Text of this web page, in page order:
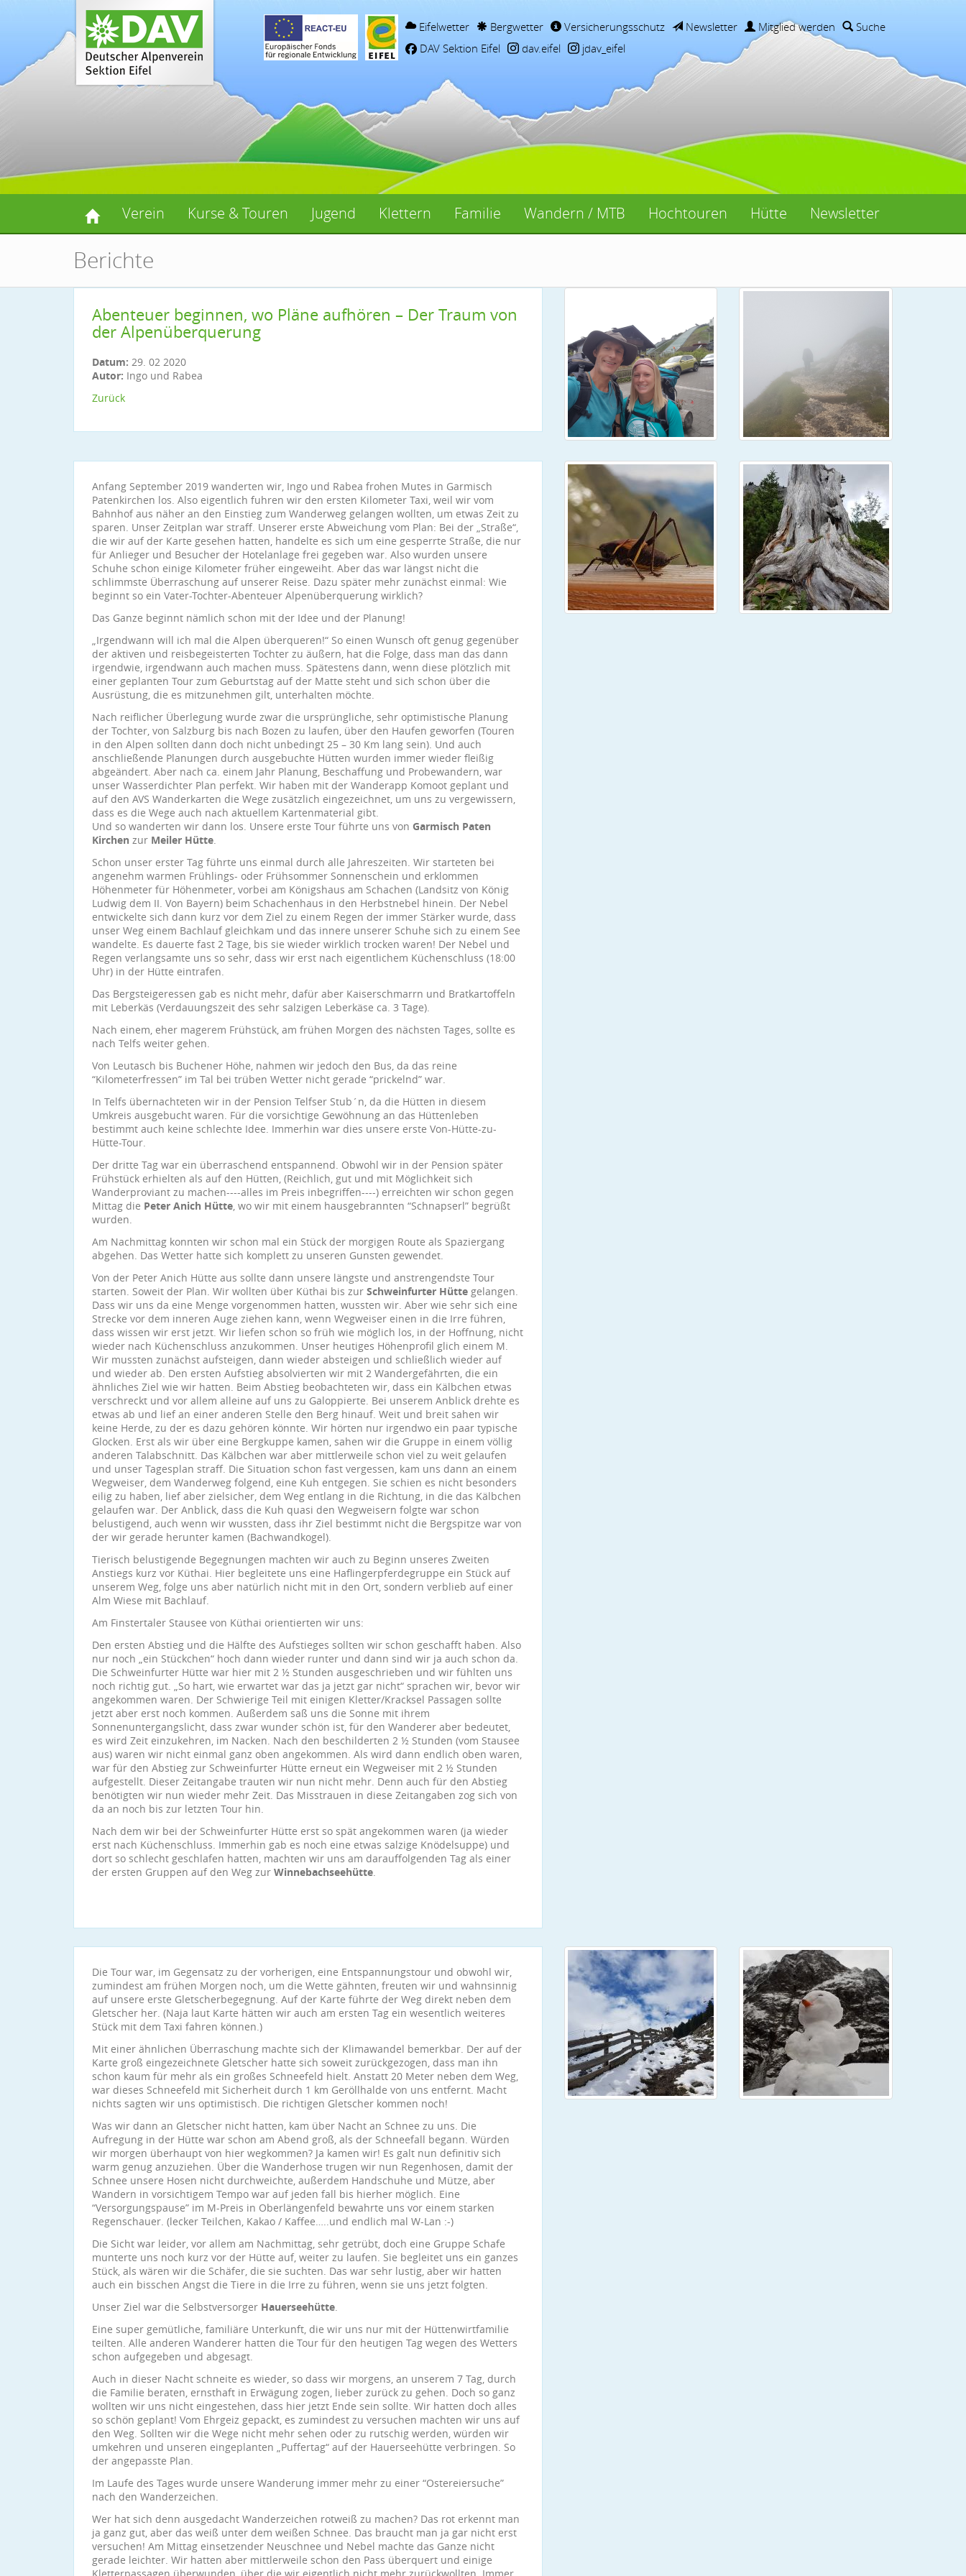
Eifelwetter Bergwetter Versicherungsschutz Newsletter Mitglied werden
Suche
DAV Sektion Eifel
dav.eifel jdav_eifel
Verein Kurse & Touren Jugend Klettern Familie Wandern / MTB Hochtouren Hütte Newsletter
Berichte
Abenteuer beginnen, wo Pläne aufhören – Der Traum von
der Alpenüberquerung
Datum: 29. 02 2020
Autor: Ingo und Rabea
Zurück
Anfang September 2019 wanderten wir, Ingo und Rabea frohen Mutes in Garmisch
Patenkirchen los. Also eigentlich fuhren wir den ersten Kilometer Taxi, weil wir vom
Bahnhof aus näher an den Einstieg zum Wanderweg gelangen wollten, um etwas Zeit zu
sparen. Unser Zeitplan war straff. Unserer erste Abweichung vom Plan: Bei der „Straße“,
die wir auf der Karte gesehen hatten, handelte es sich um eine gesperrte Straße, die nur
für Anlieger und Besucher der Hotelanlage frei gegeben war. Also wurden unsere
Schuhe schon einige Kilometer früher eingeweiht. Aber das war längst nicht die
schlimmste Überraschung auf unserer Reise. Dazu später mehr zunächst einmal: Wie
beginnt so ein Vater-Tochter-Abenteuer Alpenüberquerung wirklich?
Das Ganze beginnt nämlich schon mit der Idee und der Planung!
„Irgendwann will ich mal die Alpen überqueren!“ So einen Wunsch oft genug gegenüber
der aktiven und reisbegeisterten Tochter zu äußern, hat die Folge, dass man das dann
irgendwie, irgendwann auch machen muss. Spätestens dann, wenn diese plötzlich mit
einer geplanten Tour zum Geburtstag auf der Matte steht und sich schon über die
Ausrüstung, die es mitzunehmen gilt, unterhalten möchte.
Nach reiflicher Überlegung wurde zwar die ursprüngliche, sehr optimistische Planung
der Tochter, von Salzburg bis nach Bozen zu laufen, über den Haufen geworfen (Touren
in den Alpen sollten dann doch nicht unbedingt 25 – 30 Km lang sein). Und auch
anschließende Planungen durch ausgebuchte Hütten wurden immer wieder fleißig
abgeändert. Aber nach ca. einem Jahr Planung, Beschaffung und Probewandern, war
unser Wasserdichter Plan perfekt. Wir haben mit der Wanderapp Komoot geplant und
auf den AVS Wanderkarten die Wege zusätzlich eingezeichnet, um uns zu vergewissern,
dass es die Wege auch nach aktuellem Kartenmaterial gibt.
Und so wanderten wir dann los. Unsere erste Tour führte uns von Garmisch Paten
Kirchen zur Meiler Hütte.
Schon unser erster Tag führte uns einmal durch alle Jahreszeiten. Wir starteten bei
angenehm warmen Frühlings- oder Frühsommer Sonnenschein und erklommen
Höhenmeter für Höhenmeter, vorbei am Königshaus am Schachen (Landsitz von König
Ludwig dem II. Von Bayern) beim Schachenhaus in den Herbstnebel hinein. Der Nebel
entwickelte sich dann kurz vor dem Ziel zu einem Regen der immer Stärker wurde, dass
unser Weg einem Bachlauf gleichkam und das innere unserer Schuhe sich zu einem See
wandelte. Es dauerte fast 2 Tage, bis sie wieder wirklich trocken waren! Der Nebel und
Regen verlangsamte uns so sehr, dass wir erst nach eigentlichem Küchenschluss (18:00
Uhr) in der Hütte eintrafen.
Das Bergsteigeressen gab es nicht mehr, dafür aber Kaiserschmarrn und Bratkartoffeln
mit Leberkäs (Verdauungszeit des sehr salzigen Leberkäse ca. 3 Tage).
Nach einem, eher magerem Frühstück, am frühen Morgen des nächsten Tages, sollte es
nach Telfs weiter gehen.
Von Leutasch bis Buchener Höhe, nahmen wir jedoch den Bus, da das reine
“Kilometerfressen” im Tal bei trüben Wetter nicht gerade “prickelnd” war.
In Telfs übernachteten wir in der Pension Telfser Stub´n, da die Hütten in diesem
Umkreis ausgebucht waren. Für die vorsichtige Gewöhnung an das Hüttenleben
bestimmt auch keine schlechte Idee. Immerhin war dies unsere erste Von-Hütte-zu-
Hütte-Tour.
Der dritte Tag war ein überraschend entspannend. Obwohl wir in der Pension später
Frühstück erhielten als auf den Hütten, (Reichlich, gut und mit Möglichkeit sich
Wanderproviant zu machen----alles im Preis inbegriffen----) erreichten wir schon gegen
Mittag die Peter Anich Hütte, wo wir mit einem hausgebrannten “Schnapserl” begrüßt
wurden.
Am Nachmittag konnten wir schon mal ein Stück der morgigen Route als Spaziergang
abgehen. Das Wetter hatte sich komplett zu unseren Gunsten gewendet.
Von der Peter Anich Hütte aus sollte dann unsere längste und anstrengendste Tour
starten. Soweit der Plan. Wir wollten über Küthai bis zur Schweinfurter Hütte gelangen.
Dass wir uns da eine Menge vorgenommen hatten, wussten wir. Aber wie sehr sich eine
Strecke vor dem inneren Auge ziehen kann, wenn Wegweiser einen in die Irre führen,
dass wissen wir erst jetzt. Wir liefen schon so früh wie möglich los, in der Hoffnung, nicht
wieder nach Küchenschluss anzukommen. Unser heutiges Höhenprofil glich einem M.
Wir mussten zunächst aufsteigen, dann wieder absteigen und schließlich wieder auf
und wieder ab. Den ersten Aufstieg absolvierten wir mit 2 Wandergefährten, die ein
ähnliches Ziel wie wir hatten. Beim Abstieg beobachteten wir, dass ein Kälbchen etwas
verschreckt und vor allem alleine auf uns zu Galoppierte. Bei unserem Anblick drehte es
etwas ab und lief an einer anderen Stelle den Berg hinauf. Weit und breit sahen wir
keine Herde, zu der es dazu gehören könnte. Wir hörten nur irgendwo ein paar typische
Glocken. Erst als wir über eine Bergkuppe kamen, sahen wir die Gruppe in einem völlig
anderen Talabschnitt. Das Kälbchen war aber mittlerweile schon viel zu weit gelaufen
und unser Tagesplan straff. Die Situation schon fast vergessen, kam uns dann an einem
Wegweiser, dem Wanderweg folgend, eine Kuh entgegen. Sie schien es nicht besonders
eilig zu haben, lief aber zielsicher, dem Weg entlang in die Richtung, in die das Kälbchen
gelaufen war. Der Anblick, dass die Kuh quasi den Wegweisern folgte war schon
belustigend, auch wenn wir wussten, dass ihr Ziel bestimmt nicht die Bergspitze war von
der wir gerade herunter kamen (Bachwandkogel).
Tierisch belustigende Begegnungen machten wir auch zu Beginn unseres Zweiten
Anstiegs kurz vor Küthai. Hier begleitete uns eine Haflingerpferdegruppe ein Stück auf
unserem Weg, folge uns aber natürlich nicht mit in den Ort, sondern verblieb auf einer
Alm Wiese mit Bachlauf.
Am Finstertaler Stausee von Küthai orientierten wir uns:
Den ersten Abstieg und die Hälfte des Aufstieges sollten wir schon geschafft haben. Also
nur noch „ein Stückchen“ hoch dann wieder runter und dann sind wir ja auch schon da.
Die Schweinfurter Hütte war hier mit 2 ½ Stunden ausgeschrieben und wir fühlten uns
noch richtig gut. „So hart, wie erwartet war das ja jetzt gar nicht“ sprachen wir, bevor wir
angekommen waren. Der Schwierige Teil mit einigen Kletter/Kracksel Passagen sollte
jetzt aber erst noch kommen. Außerdem saß uns die Sonne mit ihrem
Sonnenuntergangslicht, dass zwar wunder schön ist, für den Wanderer aber bedeutet,
es wird Zeit einzukehren, im Nacken. Nach den beschilderten 2 ½ Stunden (vom Stausee
aus) waren wir nicht einmal ganz oben angekommen. Als wird dann endlich oben waren,
war für den Abstieg zur Schweinfurter Hütte erneut ein Wegweiser mit 2 ½ Stunden
aufgestellt. Dieser Zeitangabe trauten wir nun nicht mehr. Denn auch für den Abstieg
benötigten wir nun wieder mehr Zeit. Das Misstrauen in diese Zeitangaben zog sich von
da an noch bis zur letzten Tour hin.
Nach dem wir bei der Schweinfurter Hütte erst so spät angekommen waren (ja wieder
erst nach Küchenschluss. Immerhin gab es noch eine etwas salzige Knödelsuppe) und
dort so schlecht geschlafen hatten, machten wir uns am darauffolgenden Tag als einer
der ersten Gruppen auf den Weg zur Winnebachseehütte.
Die Tour war, im Gegensatz zu der vorherigen, eine Entspannungstour und obwohl wir,
zumindest am frühen Morgen noch, um die Wette gähnten, freuten wir und wahnsinnig
auf unsere erste Gletscherbegegnung. Auf der Karte führte der Weg direkt neben dem
Gletscher her. (Naja laut Karte hätten wir auch am ersten Tag ein wesentlich weiteres
Stück mit dem Taxi fahren können.)
Mit einer ähnlichen Überraschung machte sich der Klimawandel bemerkbar. Der auf der
Karte groß eingezeichnete Gletscher hatte sich soweit zurückgezogen, dass man ihn
schon kaum für mehr als ein großes Schneefeld hielt. Anstatt 20 Meter neben dem Weg,
war dieses Schneefeld mit Sicherheit durch 1 km Geröllhalde von uns entfernt. Macht
nichts sagten wir uns optimistisch. Die richtigen Gletscher kommen noch!
Was wir dann an Gletscher nicht hatten, kam über Nacht an Schnee zu uns. Die
Aufregung in der Hütte war schon am Abend groß, als der Schneefall begann. Würden
wir morgen überhaupt von hier wegkommen? Ja kamen wir! Es galt nun definitiv sich
warm genug anzuziehen. Über die Wanderhose trugen wir nun Regenhosen, damit der
Schnee unsere Hosen nicht durchweichte, außerdem Handschuhe und Mütze, aber
Wandern in vorsichtigem Tempo war auf jeden fall bis hierher möglich. Eine
“Versorgungspause” im M-Preis in Oberlängenfeld bewahrte uns vor einem starken
Regenschauer. (lecker Teilchen, Kakao / Kaffee…..und endlich mal W-Lan :-)
Die Sicht war leider, vor allem am Nachmittag, sehr getrübt, doch eine Gruppe Schafe
munterte uns noch kurz vor der Hütte auf, weiter zu laufen. Sie begleitet uns ein ganzes
Stück, als wären wir die Schäfer, die sie suchten. Das war sehr lustig, aber wir hatten
auch ein bisschen Angst die Tiere in die Irre zu führen, wenn sie uns jetzt folgten.
Unser Ziel war die Selbstversorger Hauerseehütte.
Eine super gemütliche, familiäre Unterkunft, die wir uns nur mit der Hüttenwirtfamilie
teilten. Alle anderen Wanderer hatten die Tour für den heutigen Tag wegen des Wetters
schon aufgegeben und abgesagt.
Auch in dieser Nacht schneite es wieder, so dass wir morgens, an unserem 7 Tag, durch
die Familie beraten, ernsthaft in Erwägung zogen, lieber zurück zu gehen. Doch so ganz
wollten wir uns nicht eingestehen, dass hier jetzt Ende sein sollte. Wir hatten doch alles
so schön geplant! Vom Ehrgeiz gepackt, es zumindest zu versuchen machten wir uns auf
den Weg. Sollten wir die Wege nicht mehr sehen oder zu rutschig werden, würden wir
umkehren und unseren eingeplanten „Puffertag“ auf der Hauerseehütte verbringen. So
der angepasste Plan.
Im Laufe des Tages wurde unsere Wanderung immer mehr zu einer “Ostereiersuche”
nach den Wanderzeichen.
Wer hat sich denn ausgedacht Wanderzeichen rotweiß zu machen? Das rot erkennt man
ja ganz gut, aber das weiß unter dem weißen Schnee. Das braucht man ja gar nicht erst
versuchen! Am Mittag einsetzender Neuschnee und Nebel machte das Ganze nicht
gerade leichter. Wir hatten aber mittlerweile schon den Pass überquert und einige